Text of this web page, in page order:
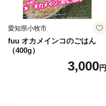
愛知県小牧市
fuu オカメインコのごはん
（400g）
3,000円